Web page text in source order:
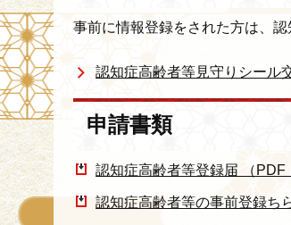
事前に情報登録をされた方は、
認知症高齢者等見守りシール
申請書類
認知症高齢者等登録届 （PDF
認知症高齢者等の事前登録ち